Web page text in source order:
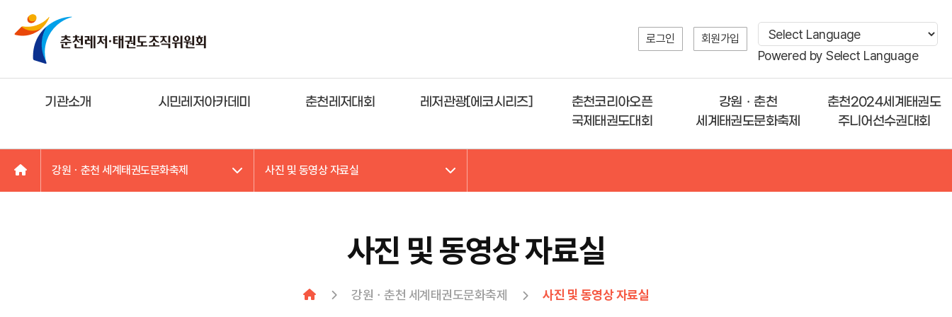
로그인 회원가입
Powered bySelect Language
기관소개 시민레저아카데미 춘천레저대회 레저관광[에코시리즈]
춘천코리아오픈
국제태권도대회
강원ㆍ춘천
세계태권도문화축제
춘천2024세계태권도
주니어선수권대회
강원ㆍ춘천 세계태권도문화축제 사진 및 동영상 자료실
사진 및 동영상 자료실
강원ㆍ춘천 세계태권도문화축제 사진 및 동영상 자료실